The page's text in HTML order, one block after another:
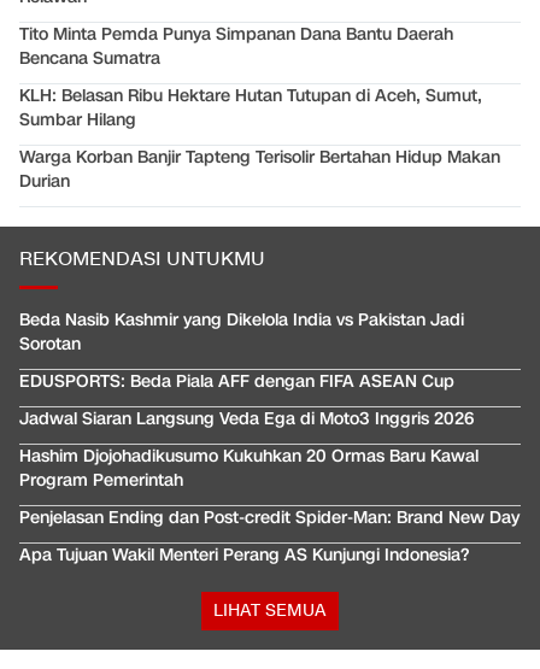
Tito Minta Pemda Punya Simpanan Dana Bantu Daerah
Bencana Sumatra
KLH: Belasan Ribu Hektare Hutan Tutupan di Aceh, Sumut,
Sumbar Hilang
Warga Korban Banjir Tapteng Terisolir Bertahan Hidup Makan
Durian
REKOMENDASI UNTUKMU
Beda Nasib Kashmir yang Dikelola India vs Pakistan Jadi
Sorotan
EDUSPORTS: Beda Piala AFF dengan FIFA ASEAN Cup
Jadwal Siaran Langsung Veda Ega di Moto3 Inggris 2026
Hashim Djojohadikusumo Kukuhkan 20 Ormas Baru Kawal
Program Pemerintah
Penjelasan Ending dan Post-credit Spider-Man: Brand New Day
Apa Tujuan Wakil Menteri Perang AS Kunjungi Indonesia?
LIHAT SEMUA